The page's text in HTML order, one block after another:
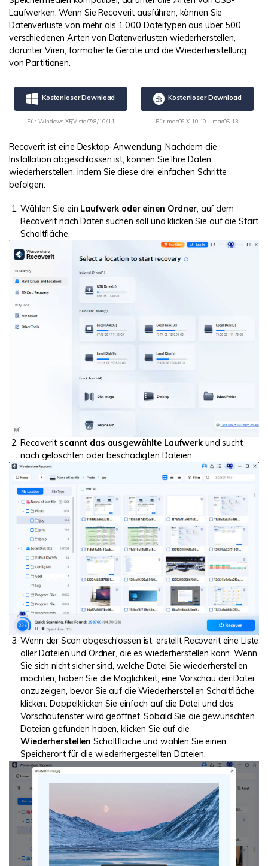
Laufwerken. Wenn Sie Recoverit ausführen, können Sie
Datenverluste von mehr als 1.000 Dateitypen aus über 500
verschiedenen Arten von Datenverlusten wiederherstellen,
darunter Viren, formatierte Geräte und die Wiederherstellung
von Partitionen.
Kostenloser Download
Für Windows XP/Vista/7/8/10/11
Kostenloser Download
Für macOS X 10.10 - macOS 13
Recoverit ist eine Desktop-Anwendung. Nachdem die
Installation abgeschlossen ist, können Sie Ihre Daten
wiederherstellen, indem Sie diese drei einfachen Schritte
befolgen:
Wählen Sie ein Laufwerk oder einen Ordner, auf dem
Recoverit nach Daten suchen soll und klicken Sie auf die Start
Schaltfläche.
Recoverit scannt das ausgewählte Laufwerkund sucht
nach gelöschten oder beschädigten Dateien.
Wenn der Scan abgeschlossen ist, erstellt Recoverit eine Liste
aller Dateien und Ordner, die es wiederherstellen kann. Wenn
Sie sich nicht sicher sind, welche Datei Sie wiederherstellen
möchten, haben Sie die Möglichkeit, eine Vorschau der Datei
anzuzeigen, bevor Sie auf die Wiederherstellen Schaltfläche
klicken. Doppelklicken Sie einfach auf die Datei und das
Vorschaufenster wird geöffnet. Sobald Sie die gewünschten
Dateien gefunden haben, klicken Sie auf die
WiederherstellenSchaltfläche und wählen Sie einen
Speicherort für die wiederhergestellten Dateien.